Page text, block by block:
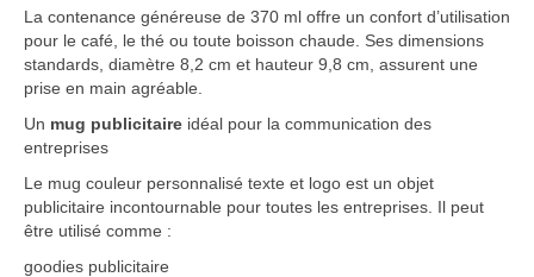
La contenance généreuse de 370 ml offre un confort d’utilisation
pour le café, le thé ou toute boisson chaude. Ses dimensions
standards, diamètre 8,2 cm et hauteur 9,8 cm, assurent une
prise en main agréable.
Un mug publicitaire idéal pour la communication des
entreprises
Le mug couleur personnalisé texte et logo est un objet
publicitaire incontournable pour toutes les entreprises. Il peut
être utilisé comme :
goodies publicitaire